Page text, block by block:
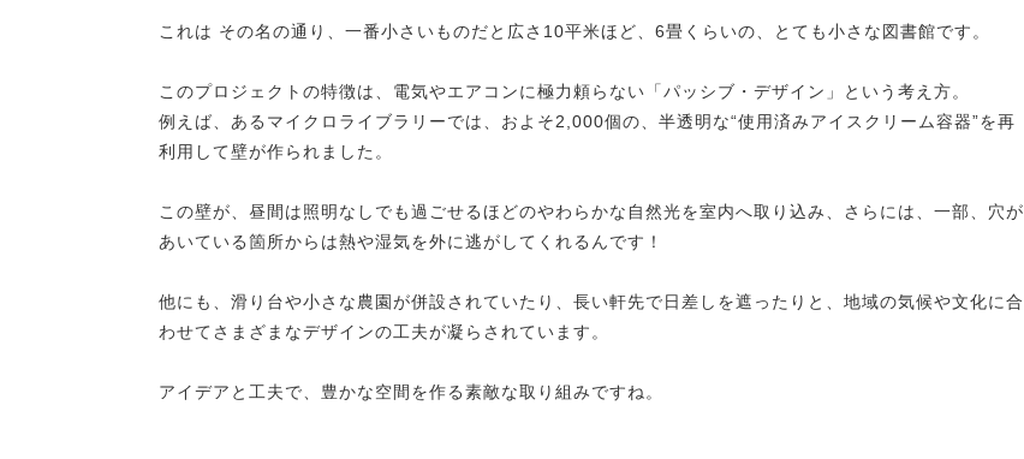
これは その名の通り、一番小さいものだと広さ10平米ほど、6畳くらいの、とても小さな図書館です。
このプロジェクトの特徴は、電気やエアコンに極力頼らない「パッシブ・デザイン」という考え方。
例えば、あるマイクロライブラリーでは、およそ2,000個の、半透明な“使用済みアイスクリーム容器”を再
利用して壁が作られました。
この壁が、昼間は照明なしでも過ごせるほどのやわらかな自然光を室内へ取り込み、さらには、一部、穴が
あいている箇所からは熱や湿気を外に逃がしてくれるんです！
他にも、滑り台や小さな農園が併設されていたり、長い軒先で日差しを遮ったりと、地域の気候や文化に合
わせてさまざまなデザインの工夫が凝らされています。
アイデアと工夫で、豊かな空間を作る素敵な取り組みですね。